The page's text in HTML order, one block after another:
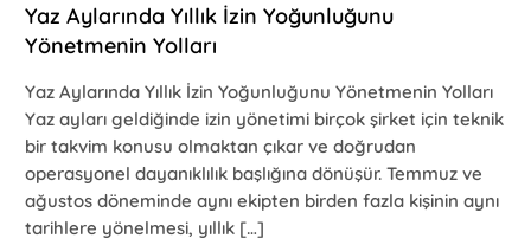
Yaz Aylarında Yıllık İzin Yoğunluğunu
Yönetmenin Yolları
Yaz Aylarında Yıllık İzin Yoğunluğunu Yönetmenin Yolları
Yaz ayları geldiğinde izin yönetimi birçok şirket için teknik
bir takvim konusu olmaktan çıkar ve doğrudan
operasyonel dayanıklılık başlığına dönüşür. Temmuz ve
ağustos döneminde aynı ekipten birden fazla kişinin aynı
tarihlere yönelmesi, yıllık […]